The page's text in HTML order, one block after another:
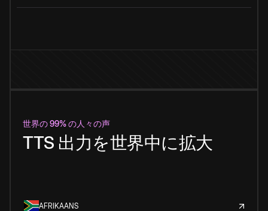
世界の 99% の人々の声
TTS 出力を世界中に拡大
AFRIKAANS